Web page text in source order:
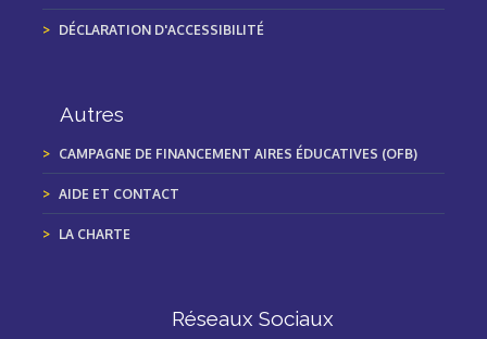
DÉCLARATION D'ACCESSIBILITÉ
Autres
CAMPAGNE DE FINANCEMENT AIRES ÉDUCATIVES (OFB)
AIDE ET CONTACT
LA CHARTE
Réseaux Sociaux